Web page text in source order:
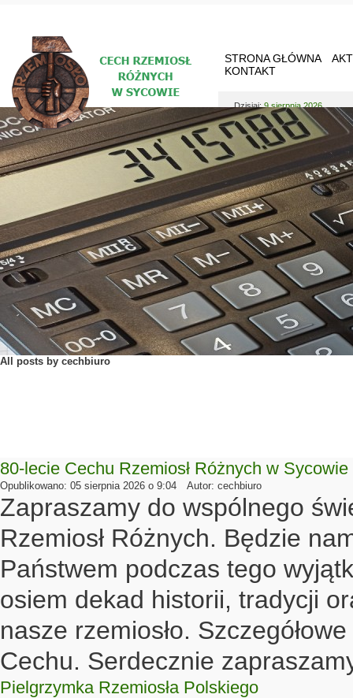
STRONA GŁÓWNA
KONTAKT
Dzisiaj:9 sierpnia 2026
All posts by cechbiuro
80-lecie Cechu Rzemiosł Różnych w Sycowie
Opublikowano: 05 sierpnia 2026 o 9:04 Autor: cechbiuro
Zapraszamy do wspólnego
Rzemiosł Różnych. Będzie
Państwem podczas tego
osiem dekad historii, tradycji
nasze rzemiosło.
Cechu. Serdecznie
Pielgrzymka Rzemiosła Polskiego